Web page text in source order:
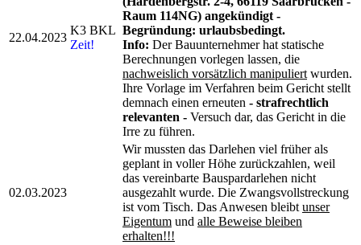
22.04.2023
K3 BKL
Zeit!
Raum 114NG) angekündigt -
Begründung: urlaubsbedingt.
Info: Der Bauunternehmer hat statische
Berechnungen vorlegen lassen, die
nachweislich vorsätzlich manipuliert wurden.
Ihre Vorlage im Verfahren beim Gericht stellt
demnach einen erneuten - strafrechtlich
relevanten - Versuch dar, das Gericht in die
Irre zu führen.
02.03.2023
Wir mussten das Darlehen viel früher als
geplant in voller Höhe zurückzahlen, weil
das vereinbarte Bauspardarlehen nicht
ausgezahlt wurde. Die Zwangsvollstreckung
ist vom Tisch. Das Anwesen bleibt unser
Eigentum und alle Beweise bleiben
erhalten!!!